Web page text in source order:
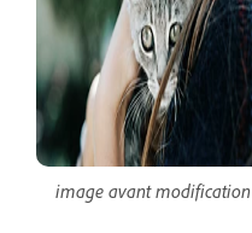
image avant modification